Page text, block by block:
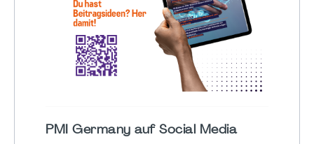
PMI Germany auf Social Media